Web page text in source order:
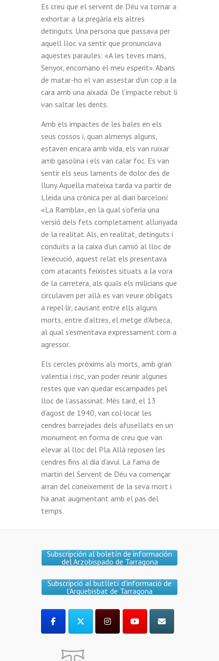
Es creu que el servent de Déu va tornar a
exhortar a la pregària els altres
detinguts. Una persona que passava per
aquell lloc va sentir que pronunciava
aquestes paraules: «A les teves mans,
Senyor, encomano el meu esperit». Abans
de matar-ho el van assestar d’un cop a la
cara amb una aixada. De l’impacte rebut li
van saltar les dents.
Amb els impactes de les bales en els
seus cossos i, quan almenys alguns,
estaven encara amb vida, els van ruixar
amb gasolina i els van calar foc. Es van
sentir els seus laments de dolor des de
lluny. Aquella mateixa tarda va partir de
Lleida una crònica per al diari barceloní
«La Rambla», en la qual s’oferia una
versió dels fets completament allunyada
de la realitat. Als, en realitat, detinguts i
conduïts a la caixa d’un camió al lloc de
l’execució, aquest relat els presentava
com atacants feixistes situats a la vora
de la carretera, als quals els milicians que
circulaven per allà es van veure obligats
a repel·lir, causant entre ells alguns
morts, entre d’altres, el metge d’Arbeca,
al qual s’esmentava expressament com a
agressor.
Els cercles pròxims als morts, amb gran
valentia i risc, van poder reunir algunes
restes que van quedar escampades pel
lloc de l’assassinat. Més tard, el 13
d’agost de 1940, van col·locar les
cendres barrejades dels afusellats en un
monument en forma de creu que van
elevar al lloc del Pla. Allà reposen les
cendres fins al dia d’avui. La fama de
martiri del Servent de Déu va començar
arran del coneixement de la seva mort i
ha anat augmentant amb el pas del
temps.
Subscripción al boletín de información
del Arzobispado de Tarragona
Subscripció al butlletí d'informació de
l'Arquebisbat de Tarragona